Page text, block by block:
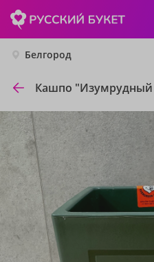
Белгород
Кашпо